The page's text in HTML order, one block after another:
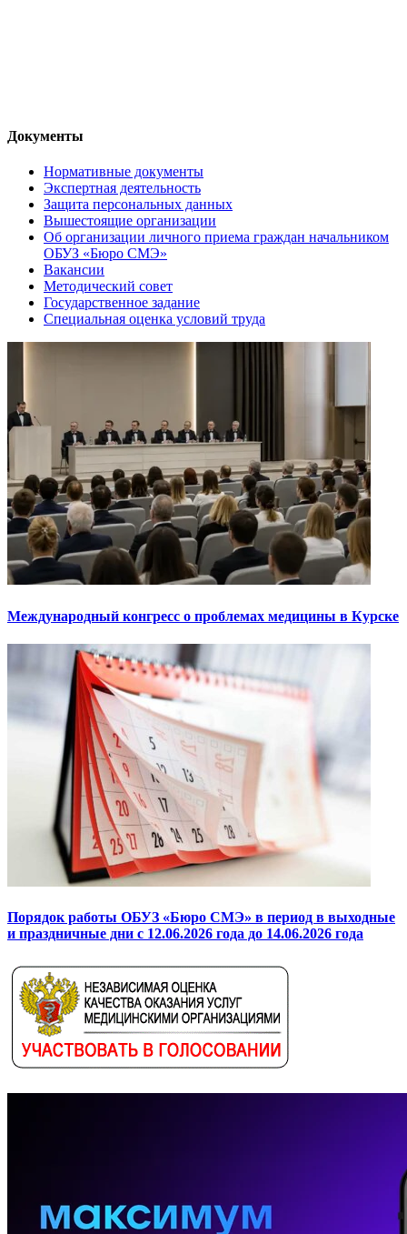
Документы
Нормативные документы
Экспертная деятельность
Защита персональных данных
Вышестоящие организации
Об организации личного приема граждан начальником
ОБУЗ «Бюро СМЭ»
Вакансии
Методический совет
Государственное задание
Специальная оценка условий труда
Международный конгресс о проблемах медицины в Курске
Порядок работы ОБУЗ «Бюро СМЭ» в период в выходные
и праздничные дни с 12.06.2026 года до 14.06.2026 года